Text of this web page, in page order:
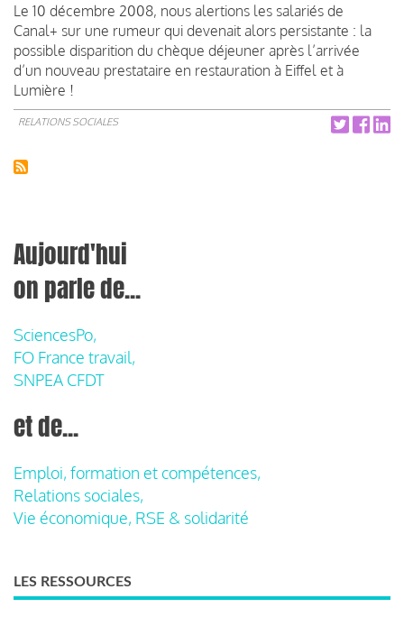
Le 10 décembre 2008, nous alertions les salariés de
Canal+ sur une rumeur qui devenait alors persistante : la
possible disparition du chèque déjeuner après l’arrivée
d’un nouveau prestataire en restauration à Eiffel et à
Lumière !
RELATIONS SOCIALES
Aujourd'hui
on parle de...
SciencesPo,
FO France travail,
SNPEA CFDT
et de...
Emploi, formation et compétences,
Relations sociales,
Vie économique, RSE & solidarité
LES RESSOURCES